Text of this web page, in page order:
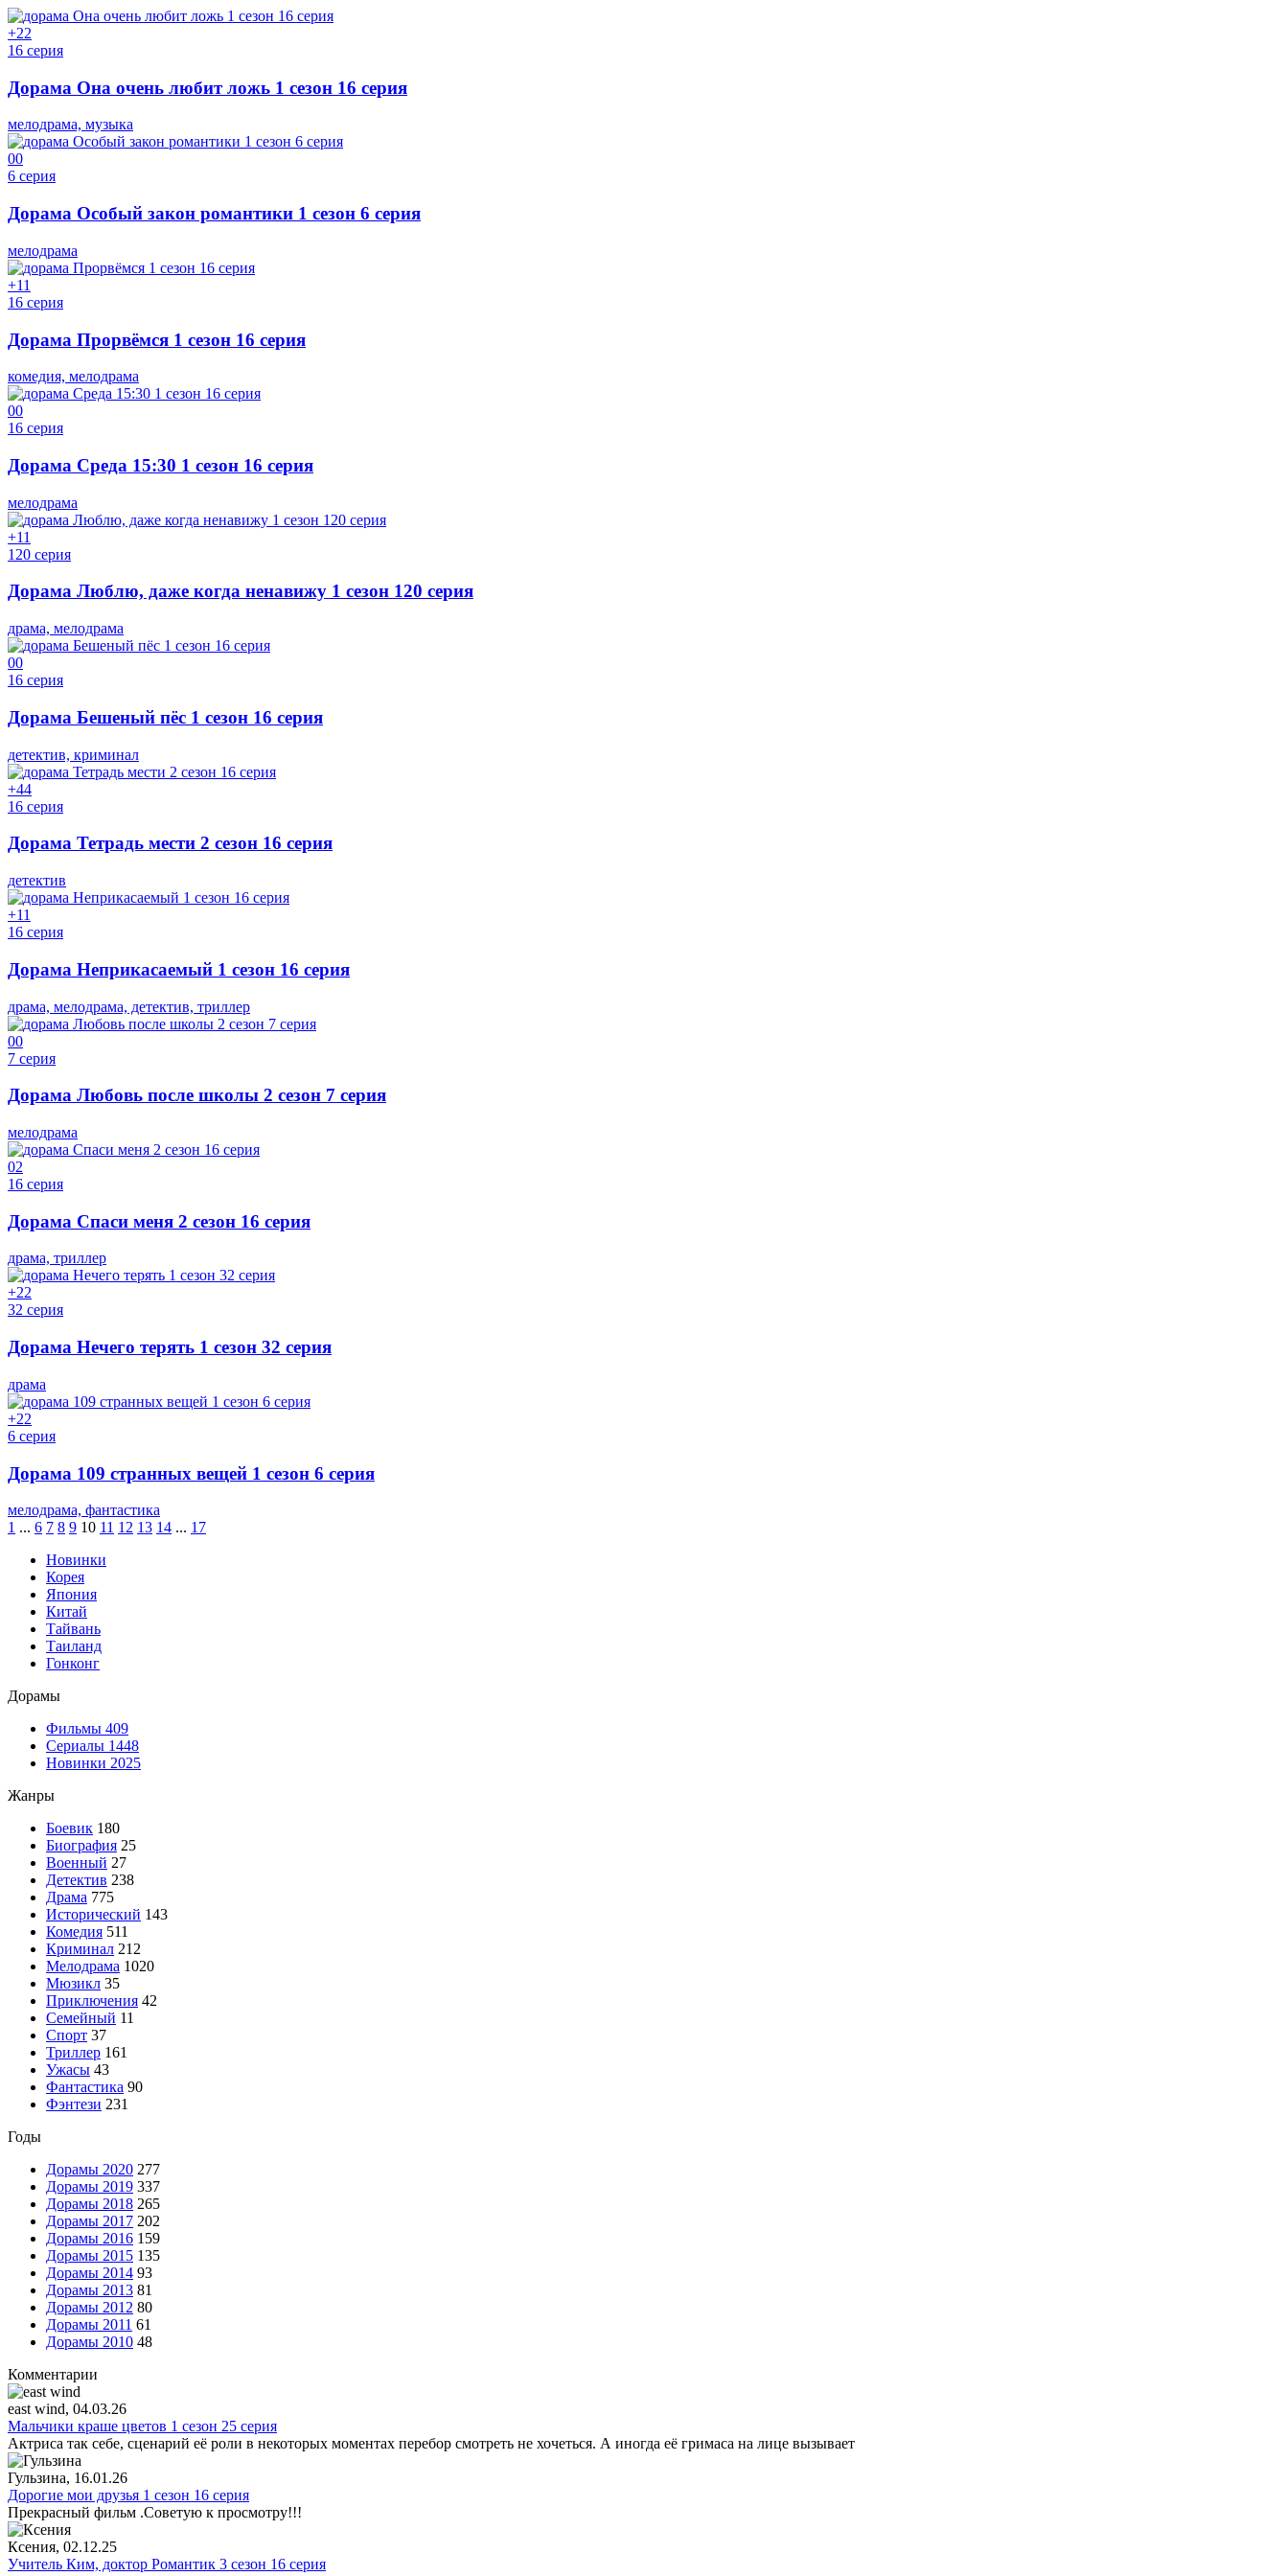
+22
16 серия
Дорама Она очень любит ложь 1 сезон 16 серия
мелодрама, музыка
00
6 серия
Дорама Особый закон романтики 1 сезон 6 серия
мелодрама
+11
16 серия
Дорама Прорвёмся 1 сезон 16 серия
комедия, мелодрама
00
16 серия
Дорама Среда 15:30 1 сезон 16 серия
мелодрама
+11
120 серия
Дорама Люблю, даже когда ненавижу 1 сезон 120 серия
драма, мелодрама
00
16 серия
Дорама Бешеный пёс 1 сезон 16 серия
детектив, криминал
+44
16 серия
Дорама Тетрадь мести 2 сезон 16 серия
детектив
+11
16 серия
Дорама Неприкасаемый 1 сезон 16 серия
драма, мелодрама, детектив, триллер
00
7 серия
Дорама Любовь после школы 2 сезон 7 серия
мелодрама
02
16 серия
Дорама Спаси меня 2 сезон 16 серия
драма, триллер
+22
32 серия
Дорама Нечего терять 1 сезон 32 серия
драма
+22
6 серия
Дорама 109 странных вещей 1 сезон 6 серия
мелодрама, фантастика
1 ... 6 7 8 9 10 11 12 13 14 ... 17
Новинки
Корея
Япония
Китай
Тайвань
Таиланд
Гонконг
Дорамы
Фильмы 409
Сериалы 1448
Новинки 2025
Жанры
Боевик 180
Биография 25
Военный 27
Детектив 238
Драма 775
Исторический 143
Комедия 511
Криминал 212
Мелодрама 1020
Мюзикл 35
Приключения 42
Семейный 11
Спорт 37
Триллер 161
Ужасы 43
Фантастика 90
Фэнтези 231
Годы
Дорамы 2020 277
Дорамы 2019 337
Дорамы 2018 265
Дорамы 2017 202
Дорамы 2016 159
Дорамы 2015 135
Дорамы 2014 93
Дорамы 2013 81
Дорамы 2012 80
Дорамы 2011 61
Дорамы 2010 48
Комментарии
east wind, 04.03.26
Мальчики краше цветов 1 сезон 25 серия
Актриса так себе, сценарий её роли в некоторых моментах перебор смотреть не хочеться. А иногда её гримаса на лице вызывает
Гульзина, 16.01.26
Дорогие мои друзья 1 сезон 16 серия
Прекрасный фильм .Советую к просмотру!!!
Ксения, 02.12.25
Учитель Ким, доктор Романтик 3 сезон 16 серия